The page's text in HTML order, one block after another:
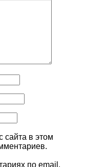
сайта в этом
по email.